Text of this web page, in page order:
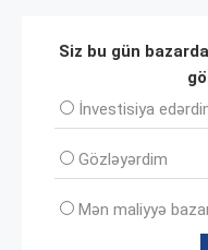
Siz bu gün
İnvеstisiya
Gözləyərdim
Mən maliyyə